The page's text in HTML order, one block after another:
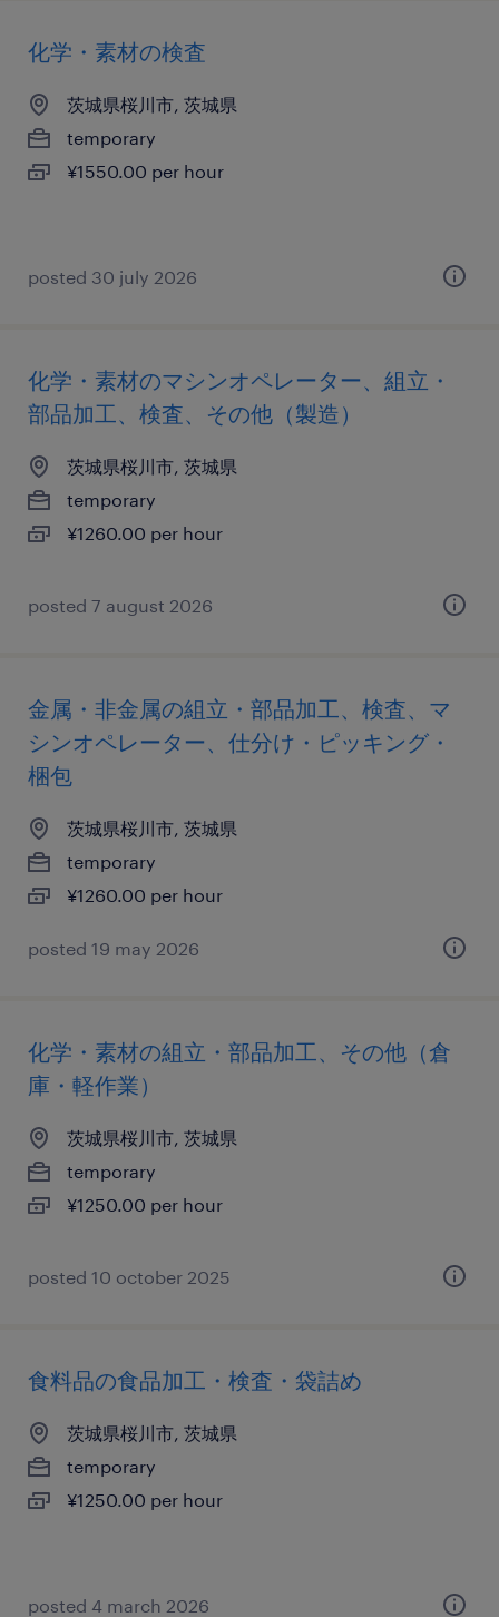
化学・素材の検査
茨城県桜川市, 茨城県
temporary
¥1550.00 per hour
posted 30 july 2026
化学・素材のマシンオペレーター、組立・
部品加工、検査、その他（製造）
茨城県桜川市, 茨城県
temporary
¥1260.00 per hour
posted 7 august 2026
金属・非金属の組立・部品加工、検査、マ
シンオペレーター、仕分け・ピッキング・
梱包
茨城県桜川市, 茨城県
temporary
¥1260.00 per hour
posted 19 may 2026
化学・素材の組立・部品加工、その他（倉
庫・軽作業）
茨城県桜川市, 茨城県
temporary
¥1250.00 per hour
posted 10 october 2025
食料品の食品加工・検査・袋詰め
茨城県桜川市, 茨城県
temporary
¥1250.00 per hour
posted 4 march 2026